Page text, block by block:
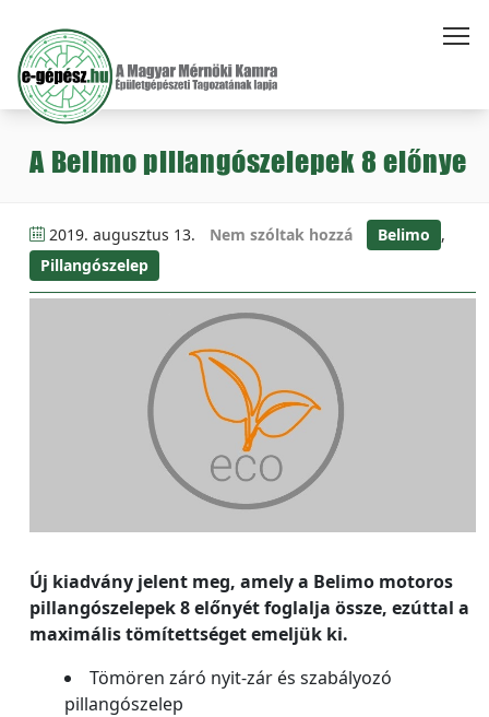
A Belimo pillangószelepek 8 előnye
2019. augusztus 13. Nem szóltak hozzá Belimo
,
Pillangószelep
Új kiadvány jelent meg, amely a Belimo motoros
pillangószelepek 8 előnyét foglalja össze, ezúttal a
maximális tömítettséget emeljük ki.
Tömören záró nyit-zár és szabályozó
pillangószelep